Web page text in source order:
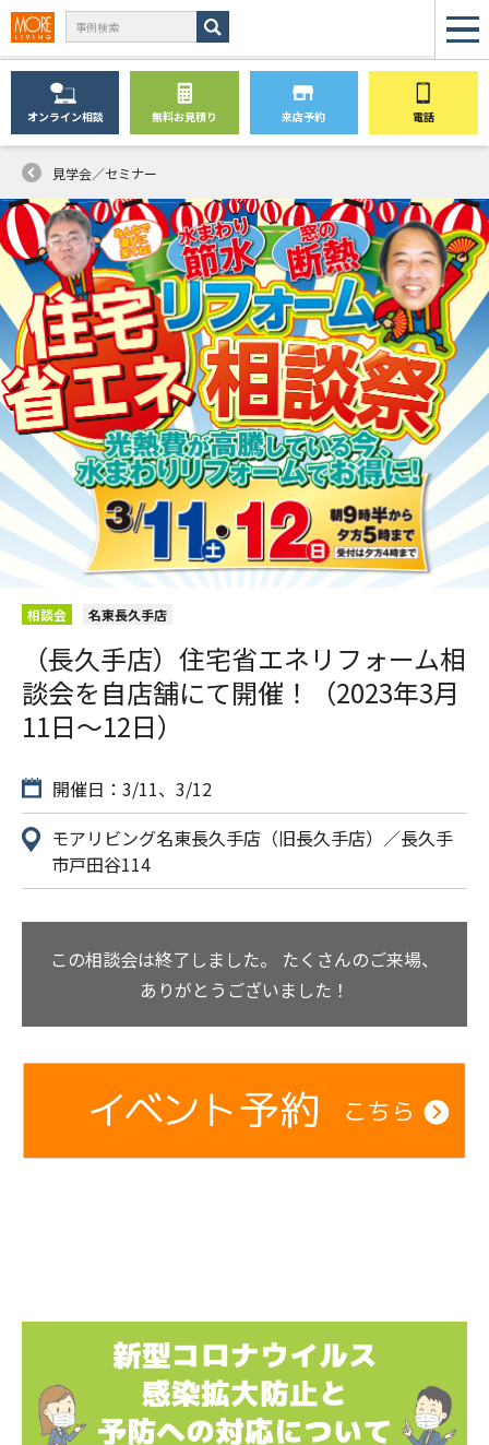
オンライン相談 無料お見積り 来店予約 電話
見学会／セミナー
相談会 名東長久手店
（長久手店）住宅省エネリフォーム相
談会を自店舗にて開催！（2023年3月
11日〜12日）
開催日：3/11、3/12
モアリビング名東長久手店（旧長久手店）／長久手
市戸田谷114
この相談会は終了しました。 たくさんのご来場、
ありがとうございました！